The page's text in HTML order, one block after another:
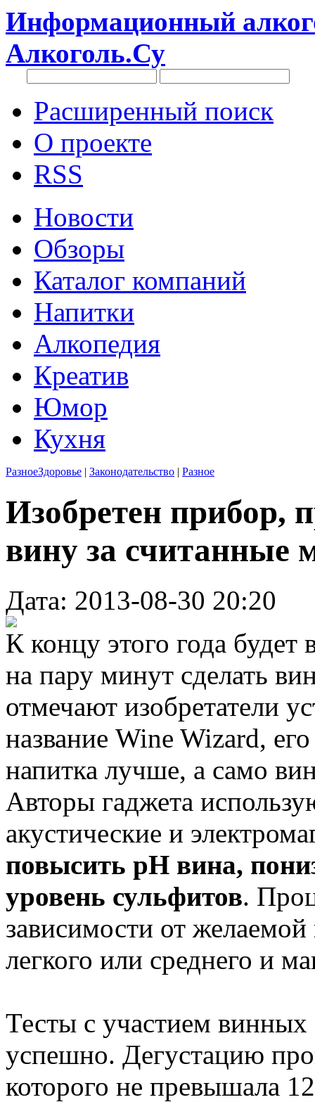
Информационный
Алкоголь.Су
Расширенный поиск
О проекте
RSS
Новости
Обзоры
Каталог компаний
Напитки
Алкопедия
Креатив
Юмор
Кухня
РазноеЗдоровье | Законодательство | Разное
Изобретен прибор,
вину за считанные
Дата: 2013-08-30 20:20
К концу этого года
на пару минут сделать
отмечают изобретатели
название Wine Wizard,
напитка лучше, а само
Авторы гаджета
акустические и
повысить рН вина,
уровень сульфитов.
зависимости от желаемой
легкого или среднего и
Тесты с участием
успешно. Дегустацию
которого не превышала